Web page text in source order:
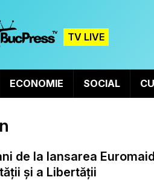
TV LIVE
ECONOMIE SOCIAL
de la lansarea
și a Libertății